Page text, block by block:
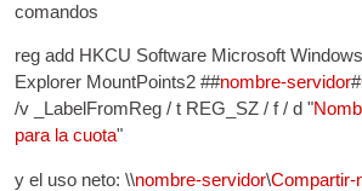
comandos
reg add HKCU Software Microsoft
Explorer MountPoints2 ##nombre-servidor#
/v _LabelFromReg / t REG_SZ / f / d "
para la cuota"
y el uso neto: \\nombre-servidor\Compartir-